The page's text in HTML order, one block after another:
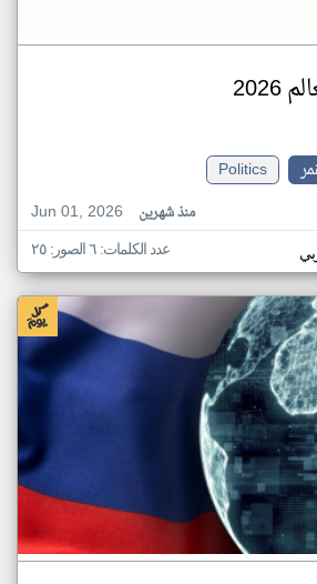
Politics
Jun 01, 2026
منذ شهرين
عدد الكلمات: ٦ الصور: ٢٥